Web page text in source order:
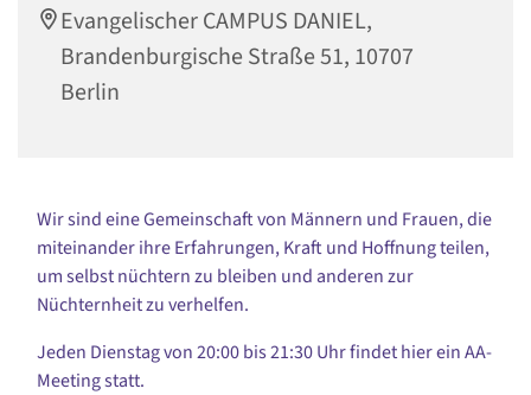
Evangelischer CAMPUS DANIEL,
Brandenburgische Straße 51, 10707
Berlin
Wir sind eine Gemeinschaft von Männern und Frauen, die
miteinander ihre Erfahrungen, Kraft und Hoffnung teilen,
um selbst nüchtern zu bleiben und anderen zur
Nüchternheit zu verhelfen.
Jeden Dienstag von 20:00 bis 21:30 Uhr findet hier ein AA-
Meeting statt.